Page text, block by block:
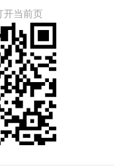
开当前页